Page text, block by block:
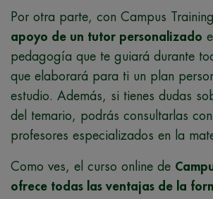
Por otra parte, con Campus
apoyo de un tutor personalizado
pedagogía que te guiará durante
que elaborará para ti un plan
estudio. Además, si tienes dudas
del temario, podrás consultarlas
profesores especializados en la
Como ves, el curso online de
ofrece todas las ventajas de la